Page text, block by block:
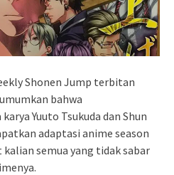
Shonen Jump terbitan
bahwa
Yuuto Tsukuda dan Shun
adaptasi anime season
semua yang tidak sabar